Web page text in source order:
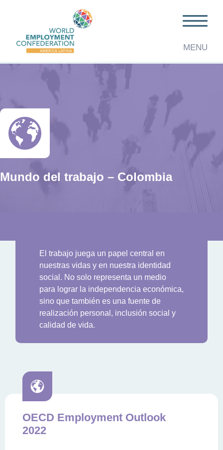
MENU
Mundo del trabajo – Colombia
El trabajo juega un papel central en
nuestras vidas y en nuestra identidad
social. No solo representa un medio
para lograr la independencia económica,
sino que también es una fuente de
realización personal, inclusión social y
calidad de vida.
OECD Employment Outlook
2022